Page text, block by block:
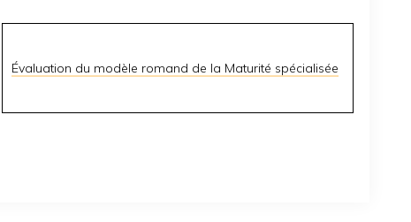
Évaluation du modèle romand de la Maturité spécialisée